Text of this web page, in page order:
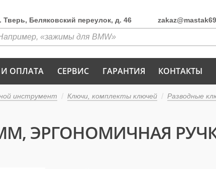
Тверь, Беляковский переулок, д. 46
ОПЛАТА СЕРВИС ГАРАНТИЯ КОНТАКТЫ
инструмент Ключи, комплекты ключей Разводные
ЭРГОНОМИЧНАЯ